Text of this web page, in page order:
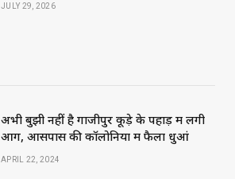
JULY 29, 2026
अभी बुझी नहीं है गाजीपुर कूड़े के पहाड़ में लगी
आग, आसपास की कॉलोनियों में फैला धुआं
APRIL 22, 2024